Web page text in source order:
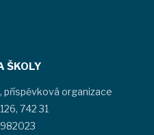
ŠKOLY
příspěvková organizace
742 31